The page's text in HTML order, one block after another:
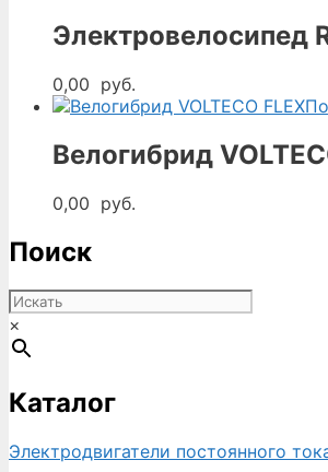
Электровелосипед
0,00 руб.
Велогибрид
0,00 руб.
Поиск
×
Каталог
Электродвигатели постоянного